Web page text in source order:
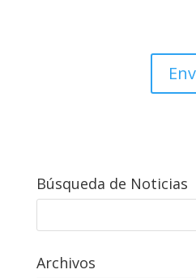
Búsqueda de Noticias
Archivos